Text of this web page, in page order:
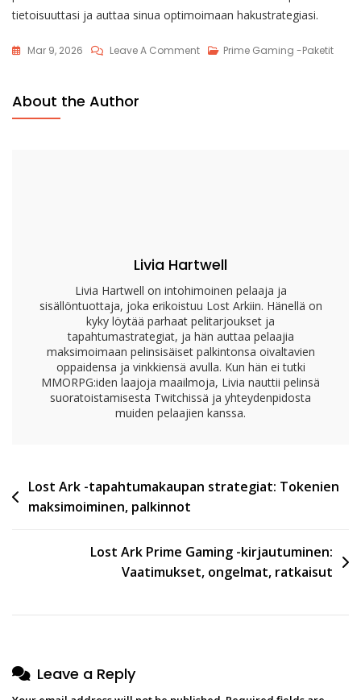
tietoisuuttasi ja auttaa sinua optimoimaan hakustrategiasi.
Mar 9, 2026 Leave A CommentOn
Prime Gaming -paketit
About the Author
Livia Hartwell
Livia Hartwell on intohimoinen pelaaja ja
sisällöntuottaja, joka erikoistuu Lost Arkiin. Hänellä on
kyky löytää parhaat pelitarjoukset ja
tapahtumastrategiat, ja hän auttaa pelaajia
maksimoimaan pelinsisäiset palkintonsa oivaltavien
oppaidensa ja vinkkiensä avulla. Kun hän ei tutki
MMORPG:iden laajoja maailmoja, Livia nauttii pelinsä
suoratoistamisesta Twitchissä ja yhteydenpidosta
muiden pelaajien kanssa.
Post
navigation
Lost Ark -tapahtumakaupan strategiat: Tokenien
maksimoiminen, palkinnot
Lost Ark Prime Gaming -kirjautuminen:
Vaatimukset, ongelmat, ratkaisut
Leave a Reply